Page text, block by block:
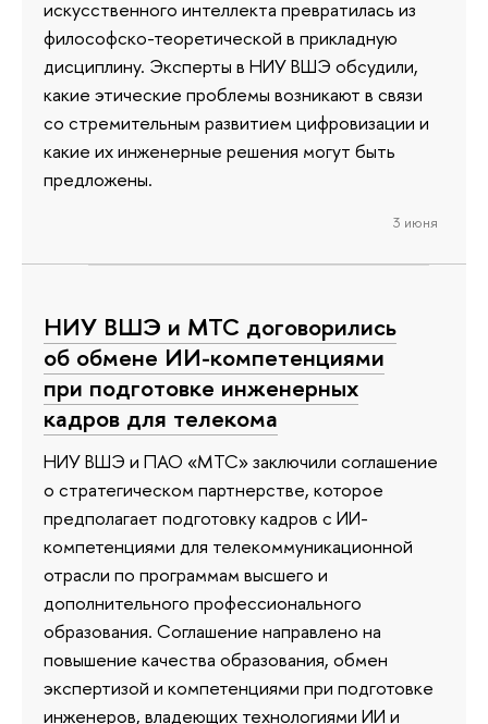
искусственного интеллекта превратилась из
философско-теоретической в прикладную
дисциплину. Эксперты в НИУ ВШЭ обсудили,
какие этические проблемы возникают в связи
со стремительным развитием цифровизации и
какие их инженерные решения могут быть
предложены.
3 июня
НИУ ВШЭ и МТС договорились
об обмене ИИ-компетенциями
при подготовке инженерных
кадров для телекома
НИУ ВШЭ и ПАО «МТС» заключили соглашение
о стратегическом партнерстве, которое
предполагает подготовку кадров с ИИ-
компетенциями для телекоммуникационной
отрасли по программам высшего и
дополнительного профессионального
образования. Соглашение направлено на
повышение качества образования, обмен
экспертизой и компетенциями при подготовке
инженеров, владеющих технологиями ИИ и